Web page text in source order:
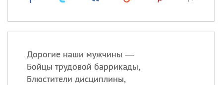
Дорогие наши мужчины —
Бойцы трудовой баррикады,
Блюстители дисциплины,